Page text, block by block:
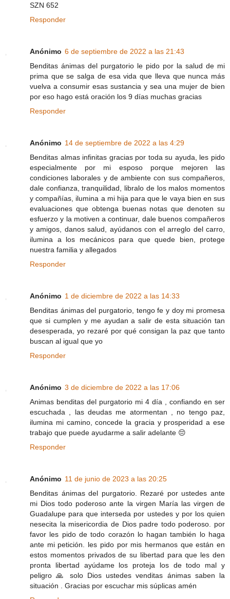
SZN 652
Responder
Anónimo 6 de septiembre de 2022 a las 21:43
Benditas ánimas del purgatorio le pido por la salud de mi
prima que se salga de esa vida que lleva que nunca más
vuelva a consumir esas sustancia y sea una mujer de bien
por eso hago está oración los 9 días muchas gracias
Responder
Anónimo 14 de septiembre de 2022 a las 4:29
Benditas almas infinitas gracias por toda su ayuda, les pido
especialmente por mi esposo porque mejoren las
condiciones laborales y de ambiente con sus compañeros,
dale confianza, tranquilidad, libralo de los malos momentos
y compañías, ilumina a mi hija para que le vaya bien en sus
evaluaciones que obtenga buenas notas que denoten su
esfuerzo y la motiven a continuar, dale buenos compañeros
y amigos, danos salud, ayúdanos con el arreglo del carro,
ilumina a los mecánicos para que quede bien, protege
nuestra familia y allegados
Responder
Anónimo 1 de diciembre de 2022 a las 14:33
Benditas ánimas del purgatorio, tengo fe y doy mi promesa
que si cumplen y me ayudan a salir de esta situación tan
desesperada, yo rezaré por qué consigan la paz que tanto
buscan al igual que yo
Responder
Anónimo 3 de diciembre de 2022 a las 17:06
Animas benditas del purgatorio mi 4 día , confiando en ser
escuchada , las deudas me atormentan , no tengo paz,
ilumina mi camino, concede la gracia y prosperidad a ese
trabajo que puede ayudarme a salir adelante 😔
Responder
Anónimo 11 de junio de 2023 a las 20:25
Benditas ánimas del purgatorio. Rezaré por ustedes ante
mi Dios todo poderoso ante la virgen María las virgen de
Guadalupe para que interseda por ustedes y por los quien
nesecita la misericordia de Dios padre todo poderoso. por
favor les pido de todo corazón lo hagan también lo haga
ante mi petición. les pido por mis hermanos que están en
estos momentos privados de su libertad para que les den
pronta libertad ayúdame los proteja los de todo mal y
peligro 🙏 solo Dios ustedes venditas ánimas saben la
situación . Gracias por escuchar mis súplicas amén